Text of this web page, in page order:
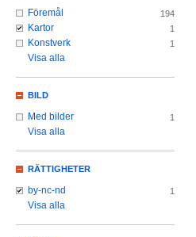
Föremål 194
Kartor 1
Konstverk 1
Visa alla
BILD
Med bilder 1
Visa alla
RÄTTIGHETER
by-nc-nd 1
Visa alla